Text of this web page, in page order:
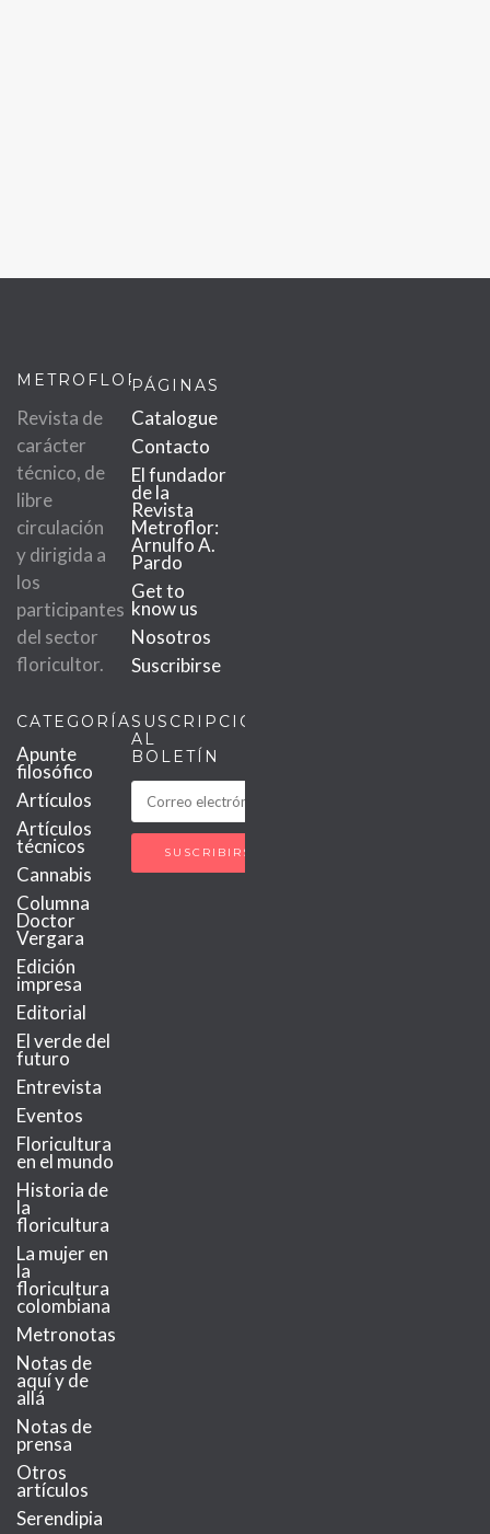
METROFLOR
Revista de
carácter
técnico, de
libre
circulación
y dirigida a
los
participantes
del sector
floricultor.
PÁGINAS
Catalogue
Contacto
El fundador
de la
Revista
Metroflor:
Arnulfo A.
Pardo
Get to
know us
Nosotros
Suscribirse
CATEGORÍAS
Apunte
filosófico
Artículos
Artículos
técnicos
Cannabis
Columna
Doctor
Vergara
Edición
impresa
Editorial
El verde del
futuro
Entrevista
Eventos
Floricultura
en el mundo
Historia de
la
floricultura
La mujer en
la
floricultura
colombiana
Metronotas
Notas de
aquí y de
allá
Notas de
prensa
Otros
artículos
Serendipia
SUSCRIPCIÓN
AL
BOLETÍN